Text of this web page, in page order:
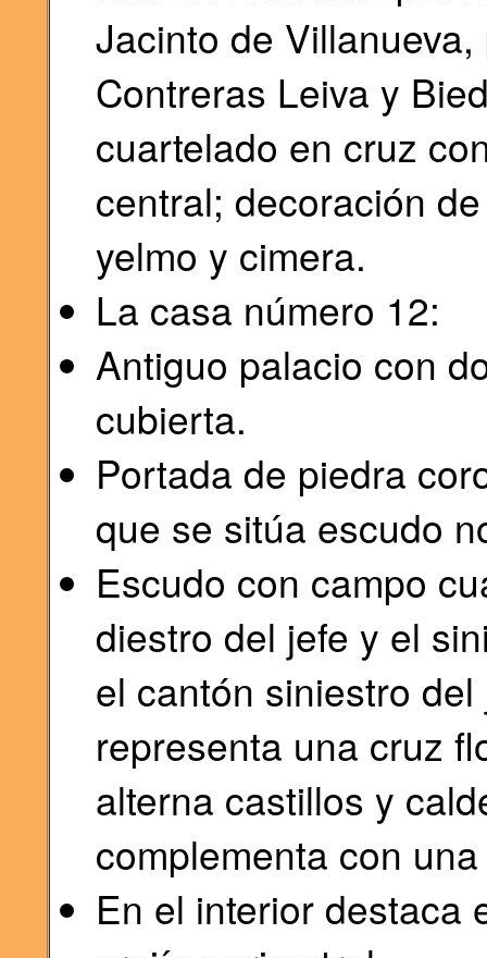
Jacinto de
Contreras Leiva y
cuartelado en cruz
central; decoración
yelmo y cimera.
La casa número 12:
Antiguo palacio con
cubierta.
Portada de piedra
que se sitúa escudo
Escudo con campo
diestro del jefe y el
el cantón siniestro
representa una cruz
alterna castillos y
complementa con
En el interior destaca